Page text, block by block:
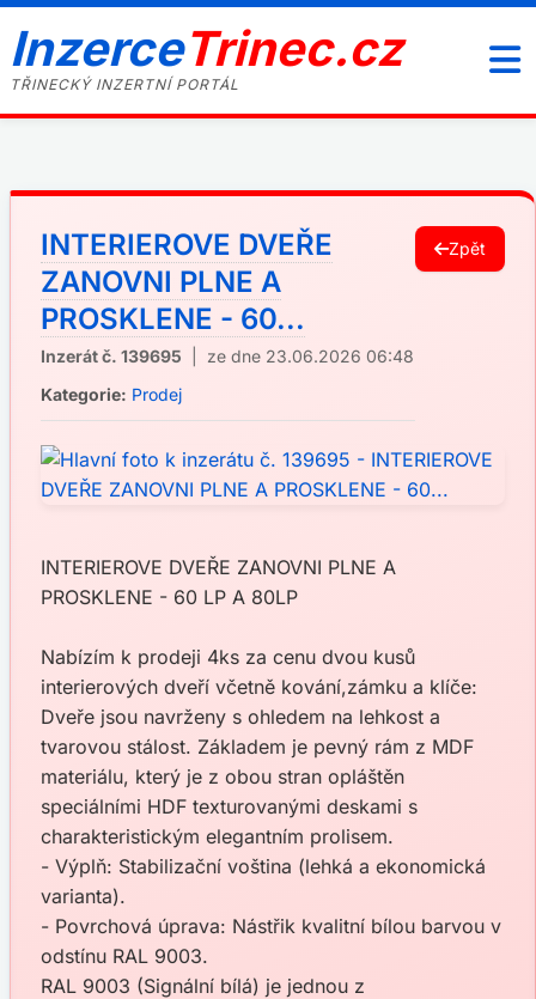
InzerceTrinec.cz
TŘINECKÝ INZERTNÍ PORTÁL
INTERIEROVE DVEŘE
ZANOVNI PLNE A
PROSKLENE - 60...
Inzerát č. 139695 | ze dne 23.06.2026 06:48
Kategorie: Prodej
Zpět
INTERIEROVE DVEŘE ZANOVNI PLNE A
PROSKLENE - 60 LP A 80LP
Nabízím k prodeji 4ks za cenu dvou kusů
interierových dveří včetně kování,zámku a klíče:
Dveře jsou navrženy s ohledem na lehkost a
tvarovou stálost. Základem je pevný rám z MDF
materiálu, který je z obou stran opláštěn
speciálními HDF texturovanými deskami s
charakteristickým elegantním prolisem.
- Výplň: Stabilizační voština (lehká a ekonomická
varianta).
- Povrchová úprava: Nástřik kvalitní bílou barvou v
odstínu RAL 9003.
RAL 9003 (Signální bílá) je jednou z